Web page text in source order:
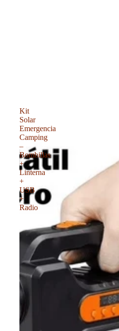
Kit
Solar
Emergencia
Camping
–
Bombillas
+
Linterna
+
USB
+
Radio